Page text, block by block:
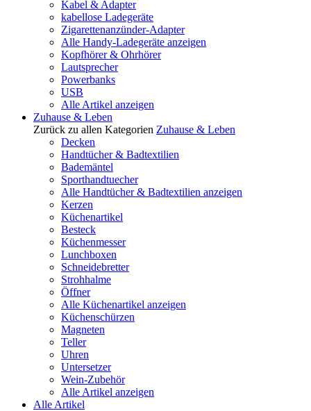
Kabel & Adapter
kabellose Ladegeräte
Zigarettenanzünder-Adapter
Alle Handy-Ladegeräte anzeigen
Kopfhörer & Ohrhörer
Lautsprecher
Powerbanks
USB
Alle Artikel anzeigen
Zuhause & Leben
Zurück zu allen Kategorien Zuhause & Leben
Decken
Handtücher & Badtextilien
Bademäntel
Sporthandtuecher
Alle Handtücher & Badtextilien anzeigen
Kerzen
Küchenartikel
Besteck
Küchenmesser
Lunchboxen
Schneidebretter
Strohhalme
Öffner
Alle Küchenartikel anzeigen
Küchenschürzen
Magneten
Teller
Uhren
Untersetzer
Wein-Zubehör
Alle Artikel anzeigen
Alle Artikel